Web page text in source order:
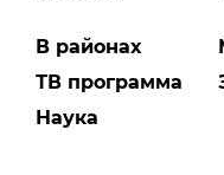
В районах
ТВ программа
Наука